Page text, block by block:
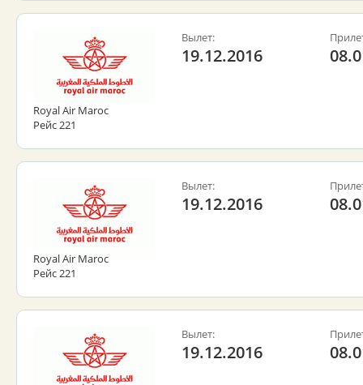
Royal Air Maroc
Рейс 221
Вылет:
19.12.2016
Royal Air Maroc
Рейс 221
Вылет:
19.12.2016
Вылет:
19.12.2016